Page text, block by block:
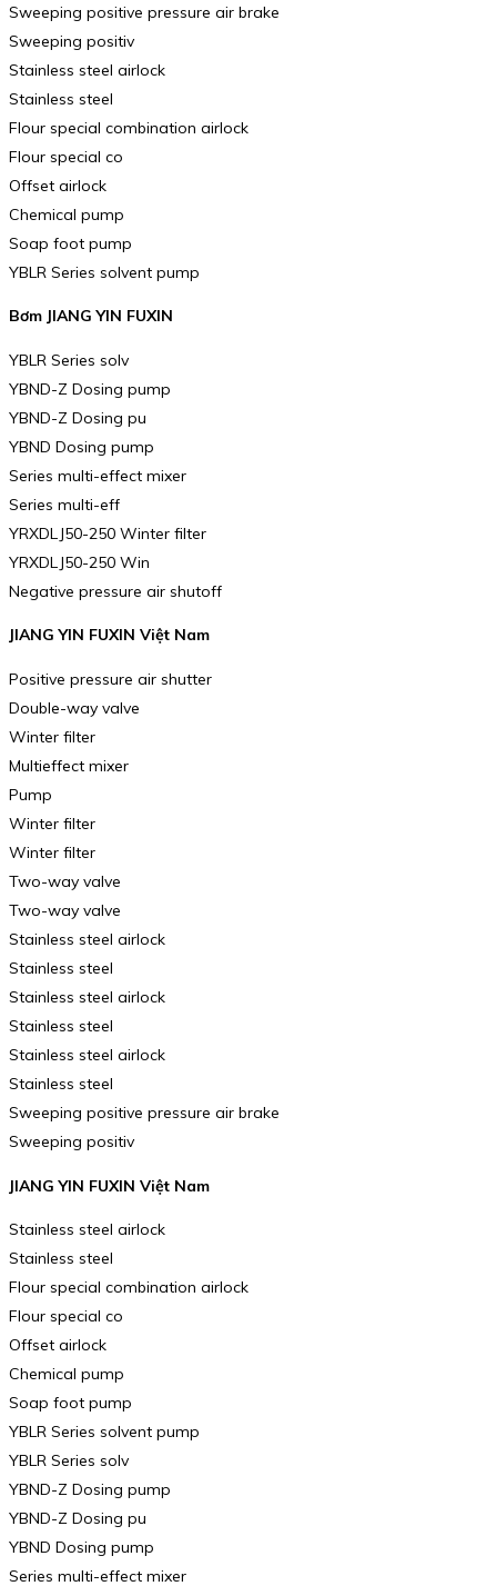
Sweeping positive pressure air brake
Sweeping positiv
Stainless steel airlock
Stainless steel
Flour special combination airlock
Flour special co
Offset airlock
Chemical pump
Soap foot pump
YBLR Series solvent pump
Bơm JIANG YIN FUXIN
YBLR Series solv
YBND-Z Dosing pump
YBND-Z Dosing pu
YBND Dosing pump
Series multi-effect mixer
Series multi-eff
YRXDLJ50-250 Winter filter
YRXDLJ50-250 Win
Negative pressure air shutoff
JIANG YIN FUXIN Việt Nam
Positive pressure air shutter
Double-way valve
Winter filter
Multieffect mixer
Pump
Winter filter
Winter filter
Two-way valve
Two-way valve
Stainless steel airlock
Stainless steel
Stainless steel airlock
Stainless steel
Stainless steel airlock
Stainless steel
Sweeping positive pressure air brake
Sweeping positiv
JIANG YIN FUXIN Việt Nam
Stainless steel airlock
Stainless steel
Flour special combination airlock
Flour special co
Offset airlock
Chemical pump
Soap foot pump
YBLR Series solvent pump
YBLR Series solv
YBND-Z Dosing pump
YBND-Z Dosing pu
YBND Dosing pump
Series multi-effect mixer